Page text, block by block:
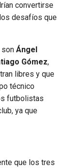
convertirse
desafíos que
son Ángel
Gómez,
libres y que
técnico
futbolistas
ya que
que los tres